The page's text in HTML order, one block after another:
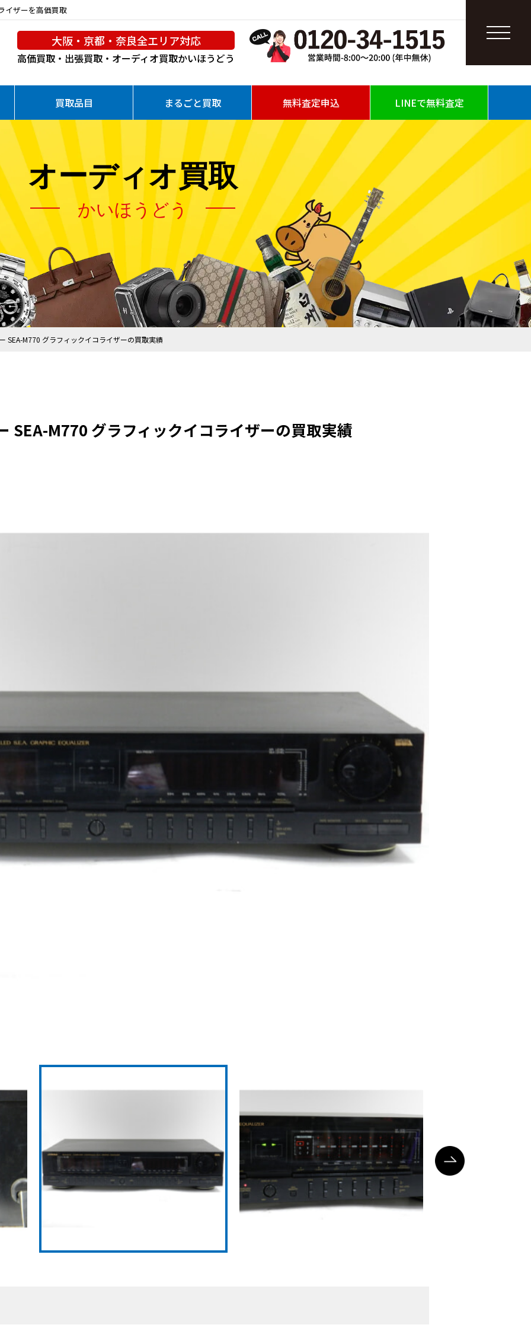
イザーを高価買取
大阪・京都・奈良全エリア対応
高価買取・出張買取・オーディオ買取かいほうどう
買取品目 まるごと買取 無料査定申込 LINEで無料査定
オーディオ買取
かいほうどう
SEA-M770 グラフィックイコライザーの買取実績
SEA-M770 グラフィックイコライザーの買取実績